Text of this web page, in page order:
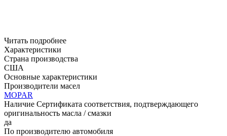
Читать подробнее
Характеристики
Страна производства
США
Основные характеристики
Производители масел
MOPAR
Наличие Сертификата соответствия, подтверждающего
оригинальность масла / смазки
да
По производителю автомобиля